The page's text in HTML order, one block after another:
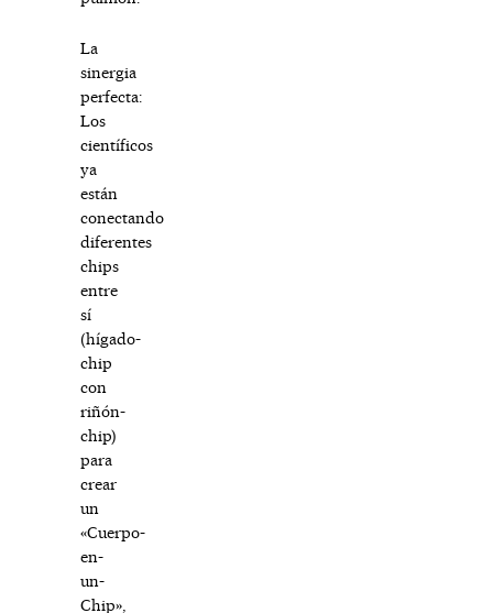
La
sinergia
perfecta:
Los
científicos
ya
están
conectando
diferentes
chips
entre
sí
(hígado-
chip
con
riñón-
chip)
para
crear
un
«Cuerpo-
en-
un-
Chip»,